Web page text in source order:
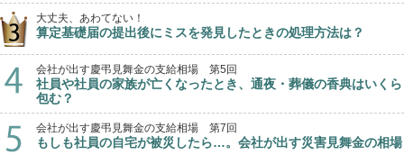
大丈夫、あわてない！
算定基礎届の提出後にミスを発見したときの処理方法は？
会社が出す慶弔見舞金の支給相場 第5回
社員や社員の家族が亡くなったとき、通夜・葬儀の香典はいくら
包む？
会社が出す慶弔見舞金の支給相場 第7回
もしも社員の自宅が被災したら…。会社が出す災害見舞金の相場